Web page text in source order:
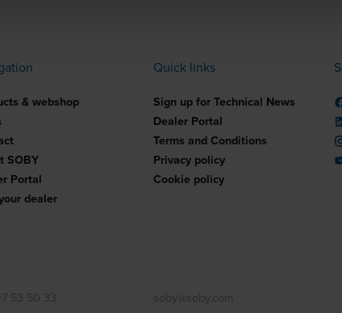
& webshop
SOBY
Portal
dealer
Quick links
Sign up for Technical News
Dealer Portal
Terms and Conditions
Privacy policy
Cookie policy
53 50 33 soby@soby.com